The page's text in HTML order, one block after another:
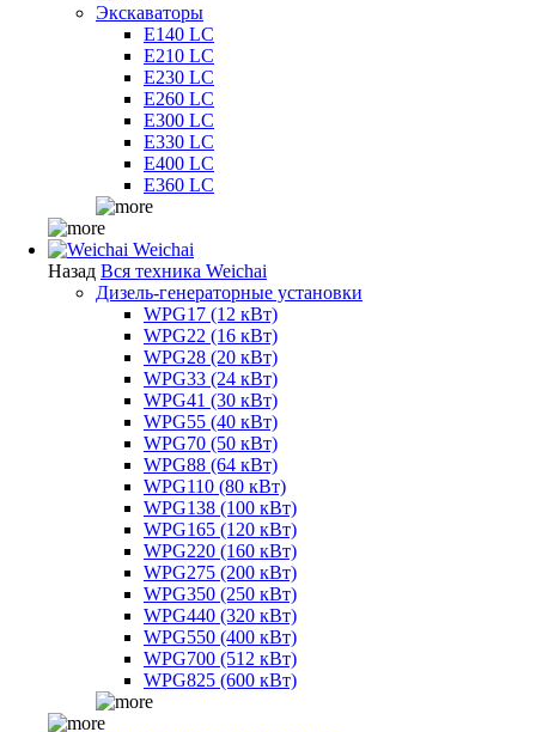
Экскаваторы
E140 LC
E210 LC
E230 LC
E260 LC
E300 LC
E330 LC
E400 LC
E360 LC
Weichai
Назад Вся техника Weichai
Дизель-генераторные установки
WPG17 (12 кВт)
WPG22 (16 кВт)
WPG28 (20 кВт)
WPG33 (24 кВт)
WPG41 (30 кВт)
WPG55 (40 кВт)
WPG70 (50 кВт)
WPG88 (64 кВт)
WPG110 (80 кВт)
WPG138 (100 кВт)
WPG165 (120 кВт)
WPG220 (160 кВт)
WPG275 (200 кВт)
WPG350 (250 кВт)
WPG440 (320 кВт)
WPG550 (400 кВт)
WPG700 (512 кВт)
WPG825 (600 кВт)